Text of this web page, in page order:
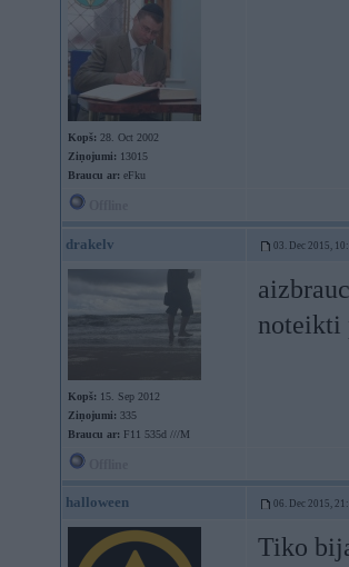
Kopš: 28. Oct 2002
Ziņojumi: 13015
Braucu ar: eFku
drakelv 03. Dec 2015,
Kopš: 15. Sep 2012
Ziņojumi: 335
Braucu ar: F11 535d ///M
noteikti
halloween 06. Dec 2015,
Tiko